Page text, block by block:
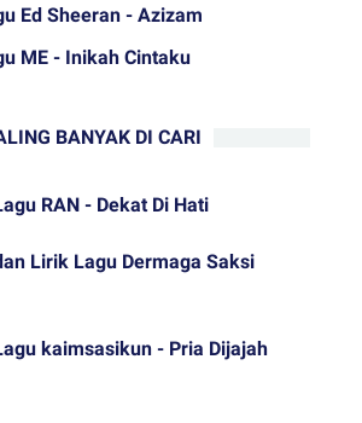
Ed Sheeran - Azizam
ME - Inikah Cintaku
BANYAK DI CARI
RAN - Dekat Di Hati
Lirik Lagu Dermaga Saksi
kaimsasikun - Pria Dijajah